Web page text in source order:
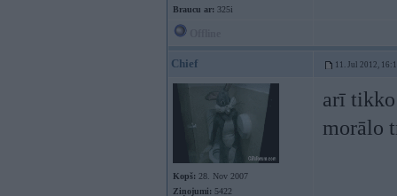
Braucu ar: 325i
Chief 11. Jul 2012,
Kopš: 28. Nov 2007
Ziņojumi: 5422
arī tikko
morālo